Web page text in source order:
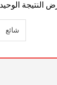
النتيجة